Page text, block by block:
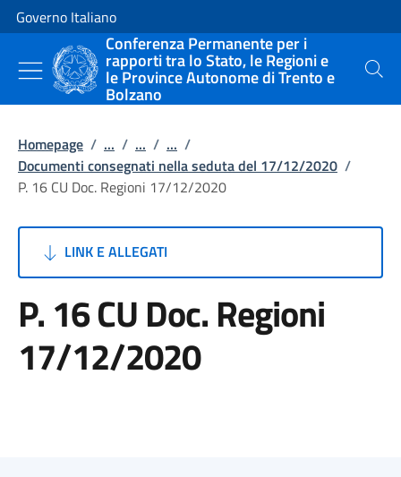
Vai al contenuto
Vai alla navigazione del sito
Governo Italiano
Conferenza Permanente per i
rapporti tra lo Stato, le Regioni e
le Province Autonome di Trento e
Bolzano
Cerca
Homepage / ... / ... / ... /
Documenti consegnati nella seduta del 17/12/2020 /
P. 16 CU Doc. Regioni 17/12/2020
LINK E ALLEGATI
P. 16 CU Doc. Regioni
17/12/2020